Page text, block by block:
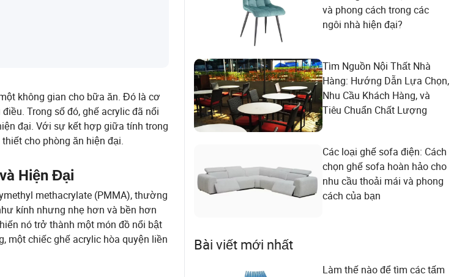
không gian cho bữa ăn. Đó là cơ
Trong số đó, ghế acrylic đã nổi
đại. Với sự kết hợp giữa tính trong
cho phòng ăn hiện đại.
Hiện Đại
methacrylate (PMMA), thường
kính nhưng nhẹ hơn và bền hơn
nó trở thành một món đồ nổi bật
một chiếc ghế acrylic hòa quyện liền
và phong cách trong các
ngôi nhà hiện đại?
Tìm Nguồn Nội Thất Nhà
Hàng: Hướng Dẫn Lựa Chọn,
Nhu Cầu Khách Hàng, và
Tiêu Chuẩn Chất Lượng
Các loại ghế sofa điện: Cách
chọn ghế sofa hoàn hảo cho
nhu cầu thoải mái và phong
cách của bạn
Bài viết mới nhất
Làm thế nào để tìm các tấm